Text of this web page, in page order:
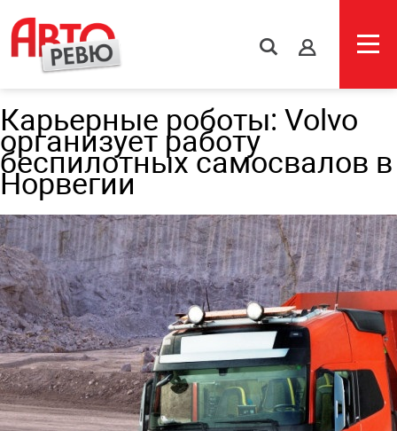
s
Карьерные роботы: Volvo
организует работу
беспилотных самосвалов в
Норвегии